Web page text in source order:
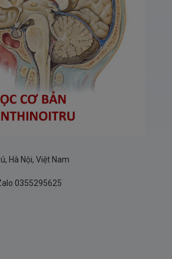
Hà Nội, Việt Nam
0355295625